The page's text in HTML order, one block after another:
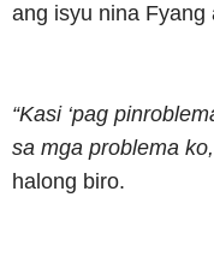
ang isyu nina Fyang
“Kasi ‘pag
sa mga problema ko,
halong biro.